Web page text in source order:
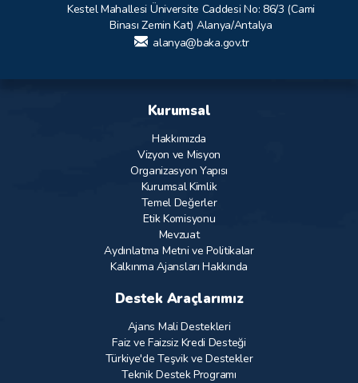
Kestel Mahallesi Üniversite Caddesi No: 86/3 (Cami
Binası Zemin Kat) Alanya/Antalya
alanya@baka.gov.tr
Kurumsal
Hakkımızda
Vizyon ve Misyon
Organizasyon Yapısı
Kurumsal Kimlik
Temel Değerler
Etik Komisyonu
Mevzuat
Aydınlatma Metni ve Politikalar
Kalkınma Ajansları Hakkında
Destek Araçlarımız
Ajans Mali Destekleri
Faiz ve Faizsiz Kredi Desteği
Türkiye'de Teşvik ve Destekler
Teknik Destek Programı